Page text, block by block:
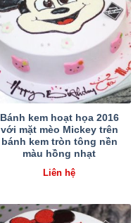
Bánh kem hoạt họa 2016
với mặt mèo Mickey trên
bánh kem tròn tông nền
màu hồng nhạt
Liên hệ